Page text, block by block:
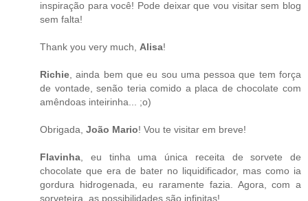
inspiração para você! Pode deixar que vou visitar sem blog
sem falta!
Thank you very much, Alisa!
Richie , ainda bem que eu sou uma pessoa que tem força
de vontade, senão teria comido a placa de chocolate com
amêndoas inteirinha... ;o)
Obrigada, João Mario! Vou te visitar em breve!
Flavinha , eu tinha uma única receita de sorvete de
chocolate que era de bater no liquidificador, mas como ia
gordura hidrogenada, eu raramente fazia. Agora, com a
sorveteira, as possibilidades são infinitas!